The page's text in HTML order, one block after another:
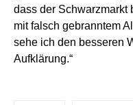
dass der Schwarzmarkt
mit falsch gebranntem
sehe ich den besseren
Aufklärung.“